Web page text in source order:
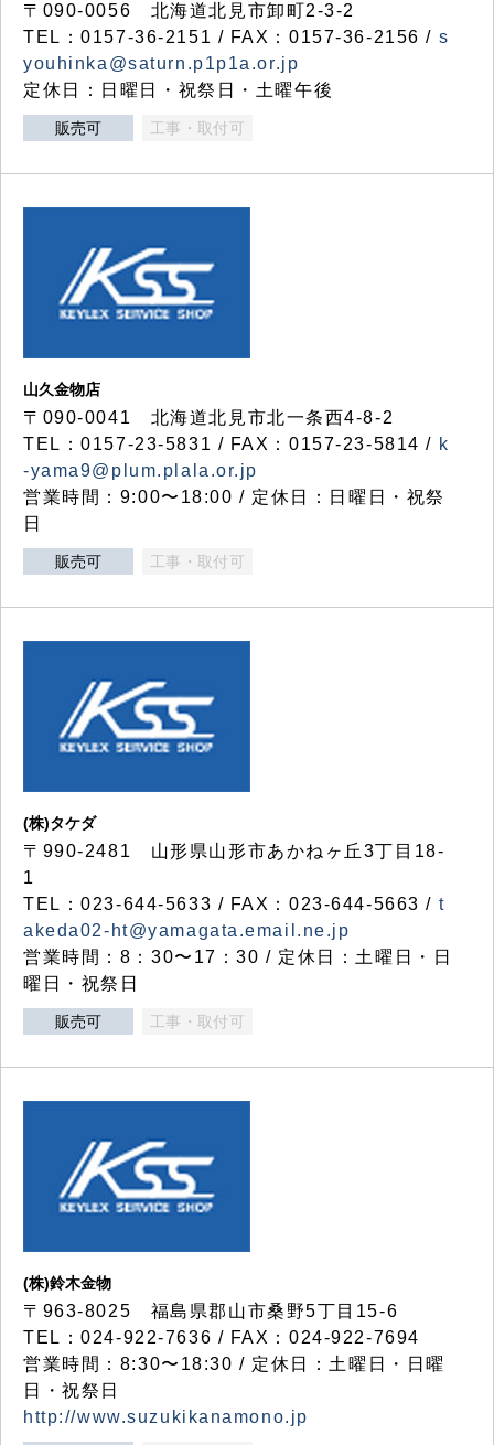
〒090-0056 北海道北見市卸町2-3-2
TEL：0157-36-2151 / FAX：0157-36-2156 / s
youhinka@saturn.p1p1a.or.jp
定休日：日曜日・祝祭日・土曜午後
販売可 工事・取付可
山久金物店
〒090-0041 北海道北見市北一条西4-8-2
TEL：0157-23-5831 / FAX：0157-23-5814 / k
-yama9@plum.plala.or.jp
営業時間：9:00〜18:00 / 定休日：日曜日・祝祭
日
販売可 工事・取付可
(株)タケダ
〒990-2481 山形県山形市あかねヶ丘3丁目18-
1
TEL：023-644-5633 / FAX：023-644-5663 / t
akeda02-ht@yamagata.email.ne.jp
営業時間：8：30〜17：30 / 定休日：土曜日・日
曜日・祝祭日
販売可 工事・取付可
(株)鈴木金物
〒963-8025 福島県郡山市桑野5丁目15-6
TEL：024-922-7636 / FAX：024-922-7694
営業時間：8:30〜18:30 / 定休日：土曜日・日曜
日・祝祭日
http://www.suzukikanamono.jp